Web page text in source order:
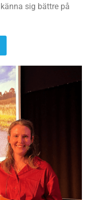
sig bättre på